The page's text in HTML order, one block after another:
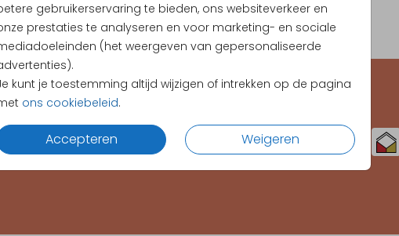
gebruikerservaring te bieden, ons websiteverkeer en
prestaties te analyseren en voor marketing- en sociale
(het weergeven van gepersonaliseerde
kunt je toestemming altijd wijzigen of intrekken op de pagina
ons cookiebeleid.
Accepteren Weigeren
KLANTEN BEOORDELEN ONS MET EEN